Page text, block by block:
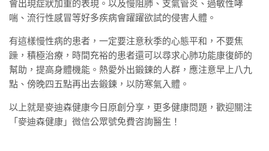
會出現症狀加重的表現。以及慢阻肺、支氣管炎、過敏性哮
喘、流行性感冒等好多疾病會躍躍欲試的侵害人體。
有這樣慢性病的患者，一定要注意秋季的心態平和，不要焦
躁，積極治療，時間充裕的患者還可以尋求心肺功能康復師的
幫助，提高身體機能。熱愛外出鍛鍊的人群，應注意早上八九
點、傍晚四五點再出去鍛鍊，以防寒氣入體。
以上就是麥迪森健康今日原創分享，更多健康問題，歡迎關注
「麥迪森健康」微信公眾號免費咨詢醫生！